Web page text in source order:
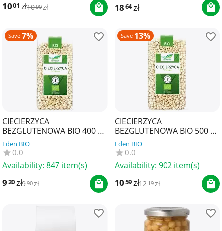
1001 zł1090zł 1864 zł
Save 7%
CIECIERZYCA
BEZGLUTENOWA BIO 400 g -
BIO PLANET
Eden BIO
0.0
Availability: 847 item(s)
920zł990zł
Save 13%
CIECIERZYCA
BEZGLUTENOWA BIO 500 g -
BIO PLANET
Eden BIO
0.0
Availability: 902 item(s)
1059zł1219zł